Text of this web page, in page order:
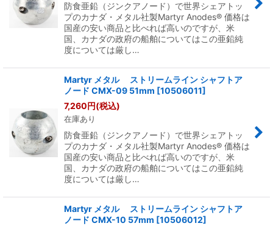
防食亜鉛（ジンクアノード）で世界シェアトッ
プのカナダ・メタル社製Martyr Anodes® 価格は
国産の安い商品と比べれば高いのですが、米
国、カナダの政府の船舶についてはこの亜鉛純
度については厳し…
Martyr メタル ストリームライン シャフトア
ノード CMX-09 51mm [10506011]
7,260円(税込)
在庫あり
防食亜鉛（ジンクアノード）で世界シェアトッ
プのカナダ・メタル社製Martyr Anodes® 価格は
国産の安い商品と比べれば高いのですが、米
国、カナダの政府の船舶についてはこの亜鉛純
度については厳し…
Martyr メタル ストリームライン シャフトア
ノード CMX-10 57mm [10506012]